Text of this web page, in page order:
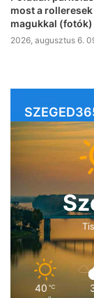
most a
magukkal (fotók)
2026, augusztus 6.
40 ℃